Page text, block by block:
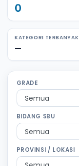
0
KATEGORI TERBANYAK
—
GRADE
BIDANG SBU
PROVINSI / LOKASI